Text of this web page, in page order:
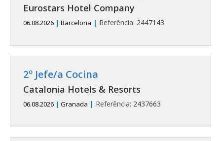
Eurostars Hotel Company
06.08.2026 | Barcelona | Referência: 2447143
2º Jefe/a Cocina
Catalonia Hotels & Resorts
06.08.2026 | Granada | Referência: 2437663